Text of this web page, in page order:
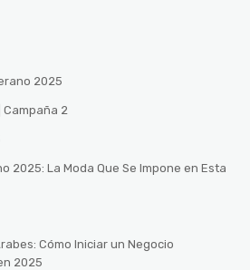
2025
Campaña 2
2025: La Moda Que Se Impone en Esta
Cómo Iniciar un Negocio
2025